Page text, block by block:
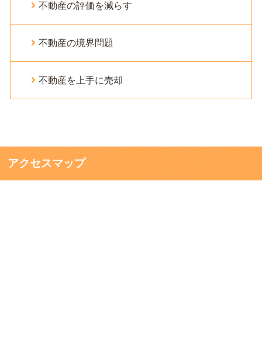
不動産の評価を減らす
不動産の境界問題
不動産を上手に売却
アクセスマップ